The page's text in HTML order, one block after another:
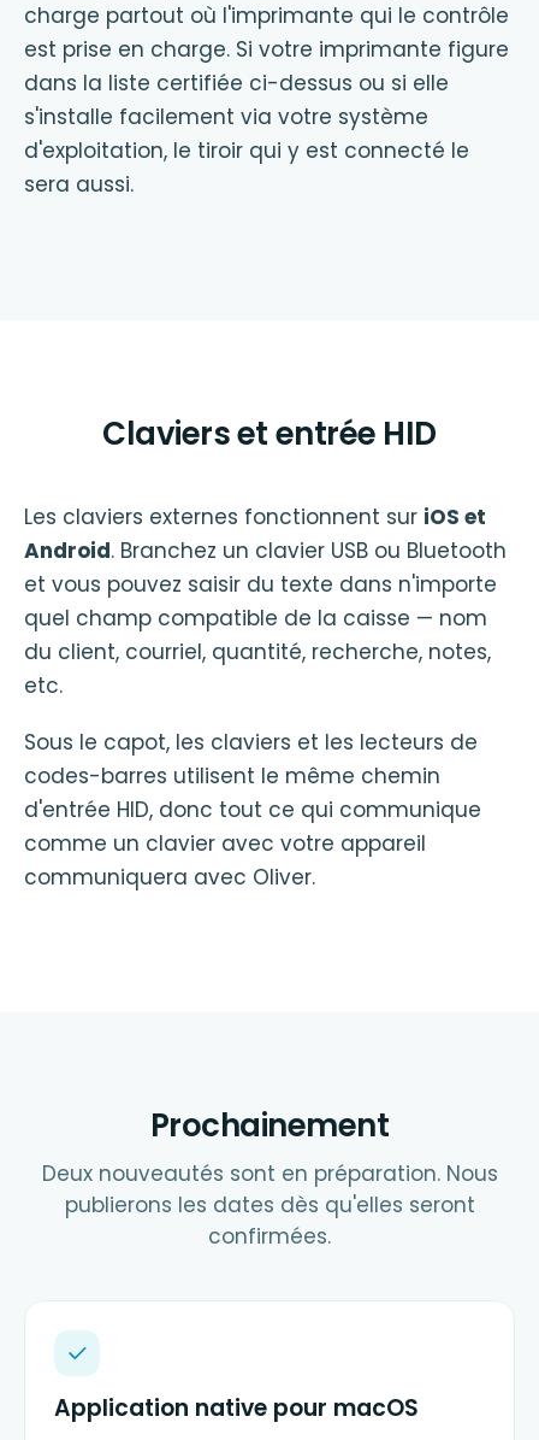
charge partout où l'imprimante qui le contrôle
est prise en charge. Si votre imprimante figure
dans la liste certifiée ci-dessus ou si elle
s'installe facilement via votre système
d'exploitation, le tiroir qui y est connecté le
sera aussi.
Claviers et entrée HID
Les claviers externes fonctionnent sur iOS et
Android. Branchez un clavier USB ou Bluetooth
et vous pouvez saisir du texte dans n'importe
quel champ compatible de la caisse — nom
du client, courriel, quantité, recherche, notes,
etc.
Sous le capot, les claviers et les lecteurs de
codes-barres utilisent le même chemin
d'entrée HID, donc tout ce qui communique
comme un clavier avec votre appareil
communiquera avec Oliver.
Prochainement
Deux nouveautés sont en préparation. Nous
publierons les dates dès qu'elles seront
confirmées.
Application native pour macOS